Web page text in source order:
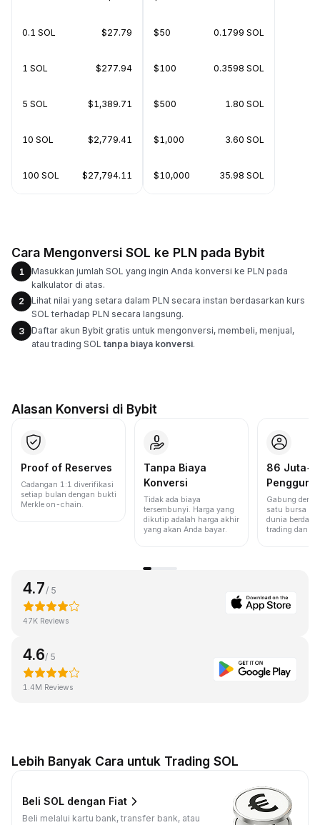
0.1 SOL $27.79
1 SOL $277.94
5 SOL $1,389.71
10 SOL $2,779.41
100 SOL $27,794.11
$50 0.1799 SOL
$100 0.3598 SOL
$500 1.80 SOL
$1,000 3.60 SOL
$10,000 35.98 SOL
Cara Mengonversi SOL ke PLN pada Bybit
1
Masukkan jumlah SOL yang ingin Anda konversi ke PLN pada
kalkulator di atas.
2
Lihat nilai yang setara dalam PLN secara instan berdasarkan kurs
SOL terhadap PLN secara langsung.
3
Daftar akun Bybit gratis untuk mengonversi, membeli, menjual,
atau trading SOL tanpa biaya konversi.
Alasan Konversi di Bybit
Proof of Reserves
Cadangan 1:1 diverifikasi
setiap bulan dengan bukti
Merkle on-chain.
Tanpa Biaya
Konversi
Tidak ada biaya
tersembunyi. Harga yang
dikutip adalah harga akhir
yang akan Anda bayar.
86 Juta+
Pengguna
Gabung
satu bursa
dunia
trading dan
4.7 / 5
47K Reviews
4.6/ 5
1.4M Reviews
Lebih Banyak Cara untuk Trading SOL
Beli SOL dengan Fiat
Beli melalui kartu bank, transfer bank, atau